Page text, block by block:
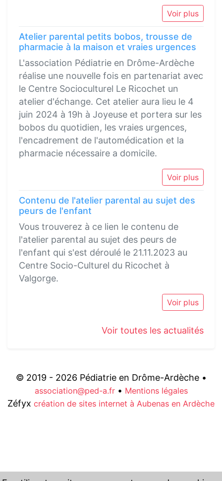
Voir plus
Atelier parental petits bobos, trousse de
pharmacie à la maison et vraies urgences
L'association Pédiatrie en Drôme-Ardèche
réalise une nouvelle fois en partenariat avec
le Centre Socioculturel Le Ricochet un
atelier d'échange. Cet atelier aura lieu le 4
juin 2024 à 19h à Joyeuse et portera sur les
bobos du quotidien, les vraies urgences,
l'encadrement de l'automédication et la
pharmacie nécessaire a domicile.
Voir plus
Contenu de l'atelier parental au sujet des
peurs de l'enfant
Vous trouverez à ce lien le contenu de
l'atelier parental au sujet des peurs de
l'enfant qui s'est déroulé le 21.11.2023 au
Centre Socio-Culturel du Ricochet à
Valgorge.
Voir plus
Voir toutes les actualités
© 2019 - 2026 Pédiatrie en Drôme-Ardèche •
association@ped-a.fr• Mentions légales
Zéfyx création de sites internet à Aubenas en Ardèche